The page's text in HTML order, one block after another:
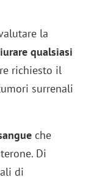
la
qualsiasi
richiesto il
surrenali
che
Di
di